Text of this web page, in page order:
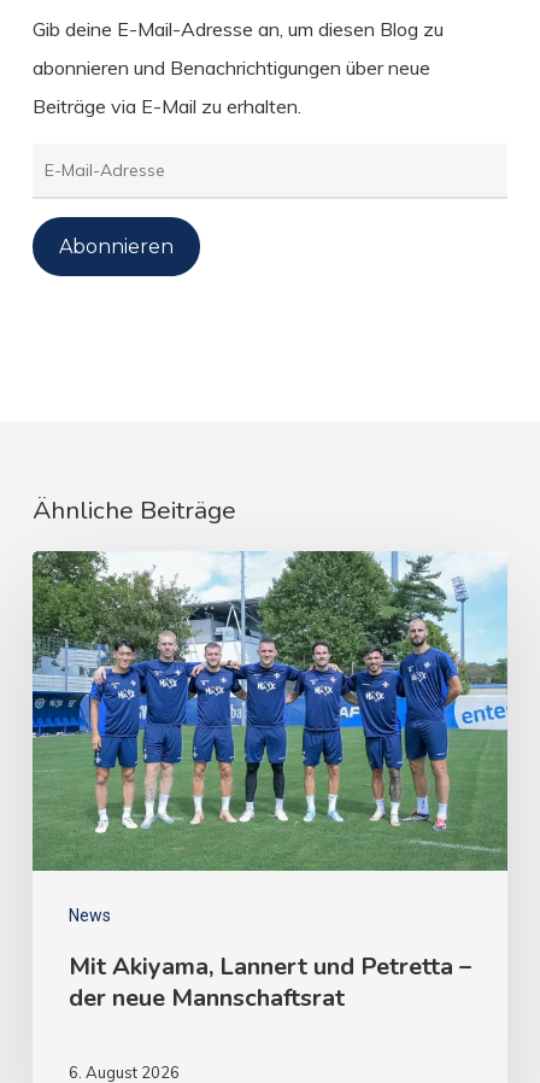
Gib deine E-Mail-Adresse an, um diesen Blog zu
abonnieren und Benachrichtigungen über neue
Beiträge via E-Mail zu erhalten.
E-
Mail-
Adresse
Abonnieren
Ähnliche Beiträge
News
Mit Akiyama, Lannert und Petretta –
der neue Mannschaftsrat
6. August 2026